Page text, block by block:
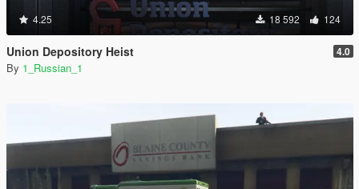
4.25 18 592 124
Union Depository Heist 4.0
By 1_Russian_1